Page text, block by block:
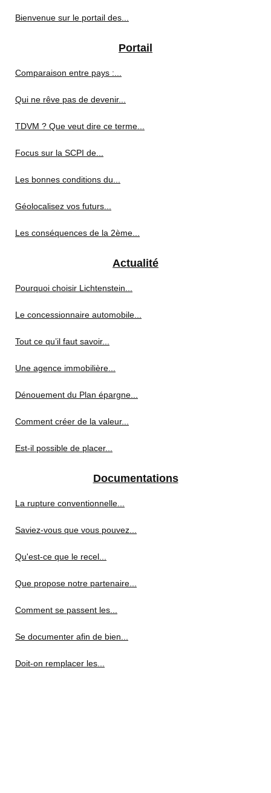
Bienvenue sur le portail des...
Portail
Comparaison entre pays :...
Qui ne rêve pas de devenir...
TDVM ? Que veut dire ce terme...
Focus sur la SCPI de...
Les bonnes conditions du...
Géolocalisez vos futurs...
Les conséquences de la 2ème...
Actualité
Pourquoi choisir Lichtenstein...
Le concessionnaire automobile...
Tout ce qu’il faut savoir...
Une agence immobilière...
Dénouement du Plan épargne...
Comment créer de la valeur...
Est-il possible de placer...
Documentations
La rupture conventionnelle...
Saviez-vous que vous pouvez...
Qu'est-ce que le recel...
Que propose notre partenaire...
Comment se passent les...
Se documenter afin de bien...
Doit-on remplacer les...